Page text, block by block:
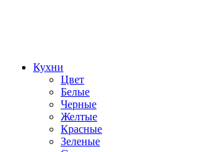
Кухни
Цвет
Белые
Черные
Желтые
Красные
Зеленые